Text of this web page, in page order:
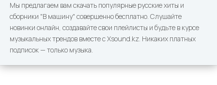
Мы предлагаем вам скачать популярные русские хиты и
сборники "В машину" совершенно бесплатно. Слушайте
новинки онлайн, создавайте свои плейлисты и будьте в курсе
музыкальных трендов вместе с Xsound.kz. Никаких платных
подписок — только музыка.